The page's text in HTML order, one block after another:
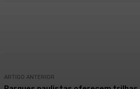
ARTIGO ANTERIOR